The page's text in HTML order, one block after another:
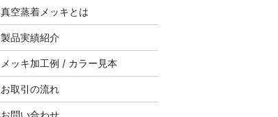
真空蒸着メッキとは
製品実績紹介
メッキ加工例 / カラー見本
お取引の流れ